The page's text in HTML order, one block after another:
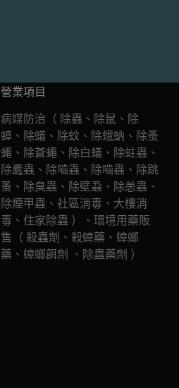
營業項目
病媒防治（ 除蟲、除鼠、除
蟑、除蟻、除蚊、除蛾蚋、除蚤
蠅、除蒼蠅、除白蟻、除蛀蟲、
除蠹蟲、除嚙蟲、除嚙蟲、除跳
蚤、除臭蟲、除壁蝨、除恙蟲、
除煙甲蟲、社區消毒、大樓消
毒、住家除蟲 ）、環境用藥販
售（ 殺蟲劑、殺蟑藥、蟑螂
藥、蟑螂餌劑 、除蟲藥劑 ）